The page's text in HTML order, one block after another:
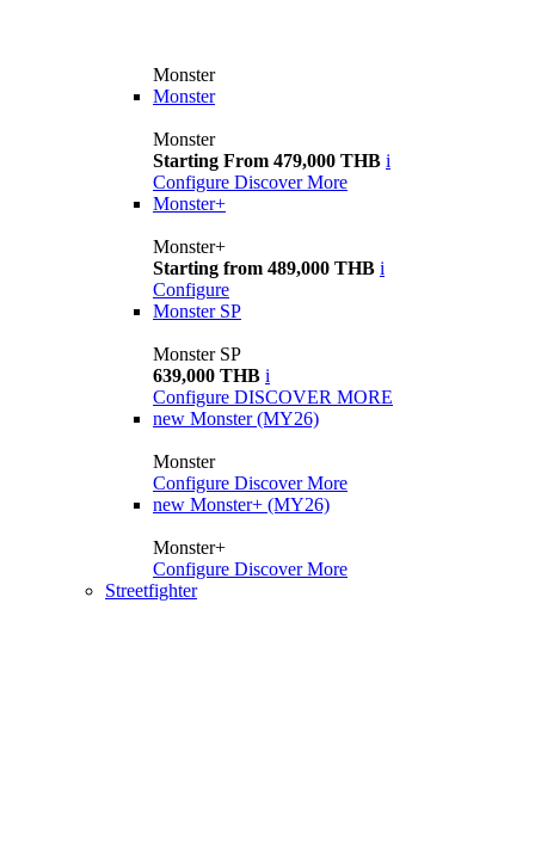
Monster
Monster
Monster
Starting From 479,000 THB i
Configure Discover More
Monster+
Monster+
Starting from 489,000 THB i
Configure
Monster SP
Monster SP
639,000 THB i
Configure DISCOVER MORE
new Monster (MY26)
Monster
Configure Discover More
new Monster+ (MY26)
Monster+
Configure Discover More
Streetfighter